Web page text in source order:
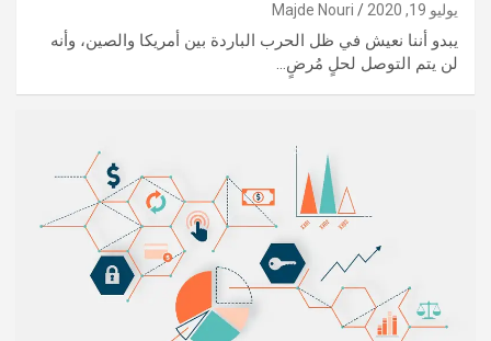
يوليو 19, 2020 Majde Nouri
يبدو أننا نعيش في ظل الحرب الباردة بين أمريكا والصين، وأنه
لن يتم التوصل لحلٍ مُرضٍ…